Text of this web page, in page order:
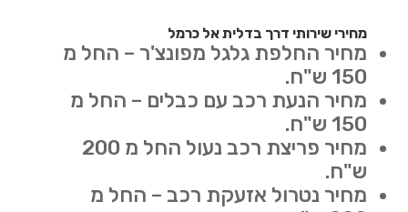
מחירי שירותי דרך בדלית אל כרמל
מחיר החלפת גלגל מפונצ'ר – החל מ
150 ש"ח.
מחיר הנעת רכב עם כבלים – החל מ
150 ש"ח.
מחיר פריצת רכב נעול החל מ 200
ש"ח.
מחיר נטרול אזעקת רכב – החל מ